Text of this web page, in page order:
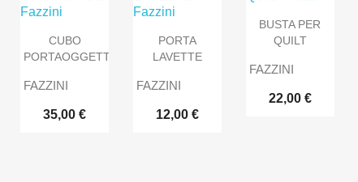
CUBO
PORTAOGGETTI
FAZZINI
35,00 €
PORTA
LAVETTE
FAZZINI
12,00 €
BUSTA PER
QUILT
FAZZINI
22,00 €